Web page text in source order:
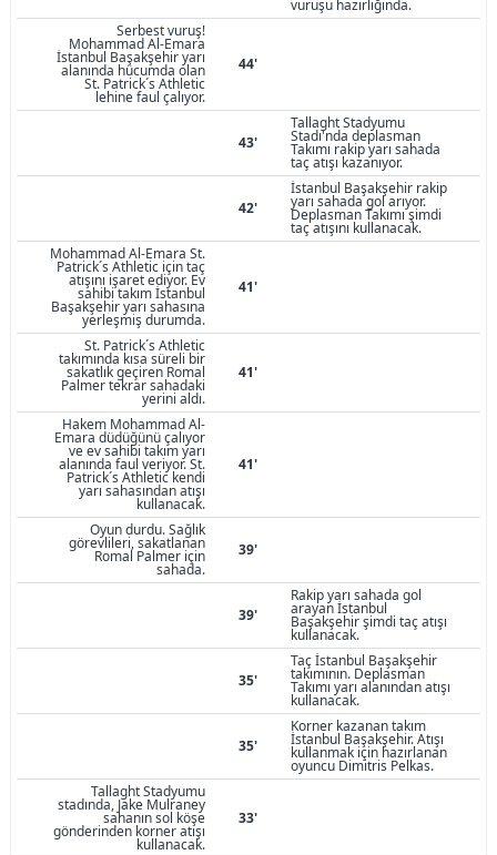
vuruşu hazırlığında.
Serbest vuruş!
Mohammad Al-Emara
İstanbul Başakşehir yarı
alanında hücumda olan
St. Patrick´s Athletic
lehine faul çalıyor.
44'
43'
Tallaght Stadyumu
Stadı'nda deplasman
Takımı rakip yarı sahada
taç atışı kazanıyor.
42'
İstanbul Başakşehir rakip
yarı sahada gol arıyor.
Deplasman Takımı şimdi
taç atışını kullanacak.
Mohammad Al-Emara St.
Patrick´s Athletic için taç
atışını işaret ediyor. Ev
sahibi takım İstanbul
Başakşehir yarı sahasına
yerleşmiş durumda.
41'
St. Patrick´s Athletic
takımında kısa süreli bir
sakatlık geçiren Romal
Palmer tekrar sahadaki
yerini aldı.
41'
Hakem Mohammad Al-
Emara düdüğünü çalıyor
ve ev sahibi takım yarı
alanında faul veriyor. St.
Patrick´s Athletic kendi
yarı sahasından atışı
kullanacak.
41'
Oyun durdu. Sağlık
görevlileri, sakatlanan
Romal Palmer için
sahada.
39'
39'
Rakip yarı sahada gol
arayan İstanbul
Başakşehir şimdi taç atışı
kullanacak.
35'
Taç İstanbul Başakşehir
takımının. Deplasman
Takımı yarı alanından atışı
kullanacak.
35'
Korner kazanan takım
İstanbul Başakşehir. Atışı
kullanmak için hazırlanan
oyuncu Dimitris Pelkas.
Tallaght Stadyumu
stadında, Jake Mulraney
sahanın sol köşe
gönderinden korner atışı
kullanacak.
33'